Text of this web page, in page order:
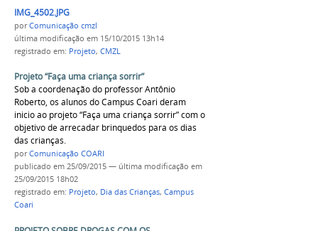
IMG_4502.JPG
porComunicação cmzl
última modificação em 15/10/2015 13h14
registrado em: Projeto, CMZL
Projeto “Faça uma criança sorrir”
Sob a coordenação do professor Antônio
Roberto, os alunos do Campus Coari deram
inicio ao projeto “Faça uma criança sorrir” com o
objetivo de arrecadar brinquedos para os dias
das crianças.
porComunicação COARI
publicado em 25/09/2015 — última modificação em
25/09/2015 18h02
registrado em: Projeto, Dia das Crianças, Campus
Coari